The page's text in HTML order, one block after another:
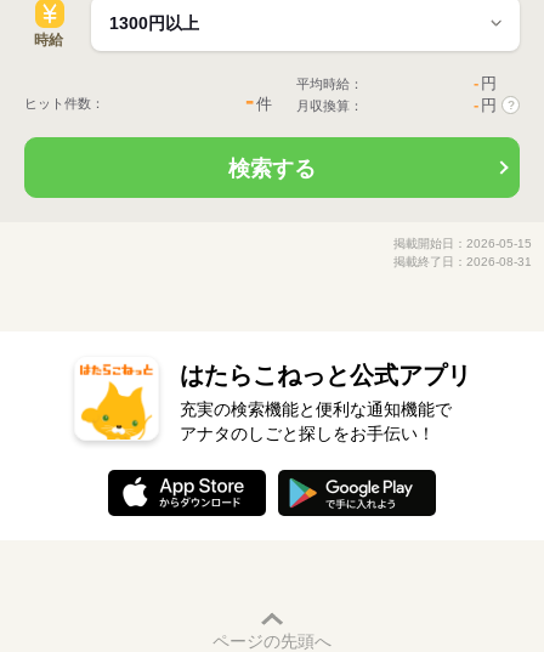
時給
ヒット件数： -件
平均時給： - 円
月収換算： - 円 ?
検索する
掲載開始日：2026-05-15
掲載終了日：2026-08-31
はたらこねっと公式アプリ
充実の検索機能と便利な通知機能で
アナタのしごと探しをお手伝い！
ページの先頭へ